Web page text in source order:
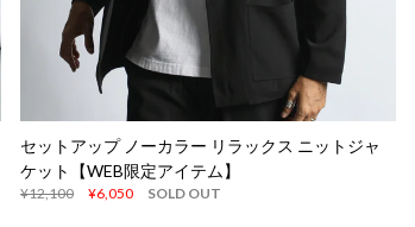
セットアップ ノーカラー リラックス ニットジャ
ケット【WEB限定アイテム】
¥12,100 ¥6,050 SOLD OUT